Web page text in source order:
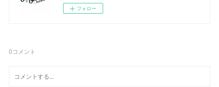
フォロー
0コメント